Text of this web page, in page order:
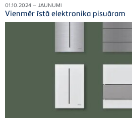
01.10.2024 – JAUNUMI
Vienmēr īstā elektronika pisuāram